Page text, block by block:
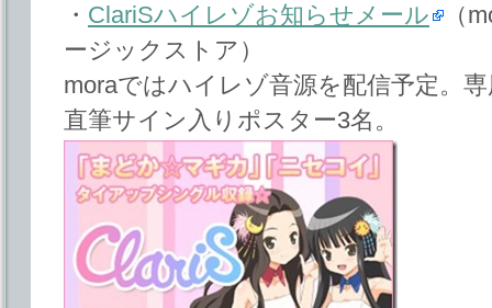
・ ClariSハイレゾお知らせメール
（
ージックストア）
moraではハイレゾ音源を配信予定。
直筆サイン入りポスター3名。